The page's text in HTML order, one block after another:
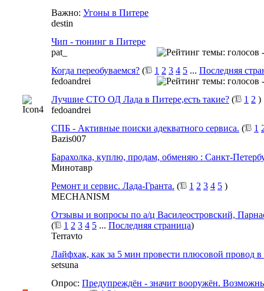
Важно: Угоны в Питере
destin
Чип - тюнинг в Питере
pat_
Когда переобуваемся? ( 1 2 3 4 5 ... Последняя
fedoandrei
Лучшие СТО ОД Лада в Питере,есть такие? ( 1 2 )
fedoandrei
СПБ - Активные поиски адекватного сервиса. ( 1
Bazis007
Барахолка, куплю, продам, обменяю : Санкт-
Минотавр
Ремонт и сервис. Лада-Гранта. ( 1 2 3 4 5 )
MECHANISM
Отзывы и вопросы по а/ц Василеостровский,
(
1 2 3 4 5 ... Последняя страница)
Terravto
Лайфхак, как за 5 мин провести плюсовой провод в
setsuna
Опрос: Предупреждён - значит вооружён.